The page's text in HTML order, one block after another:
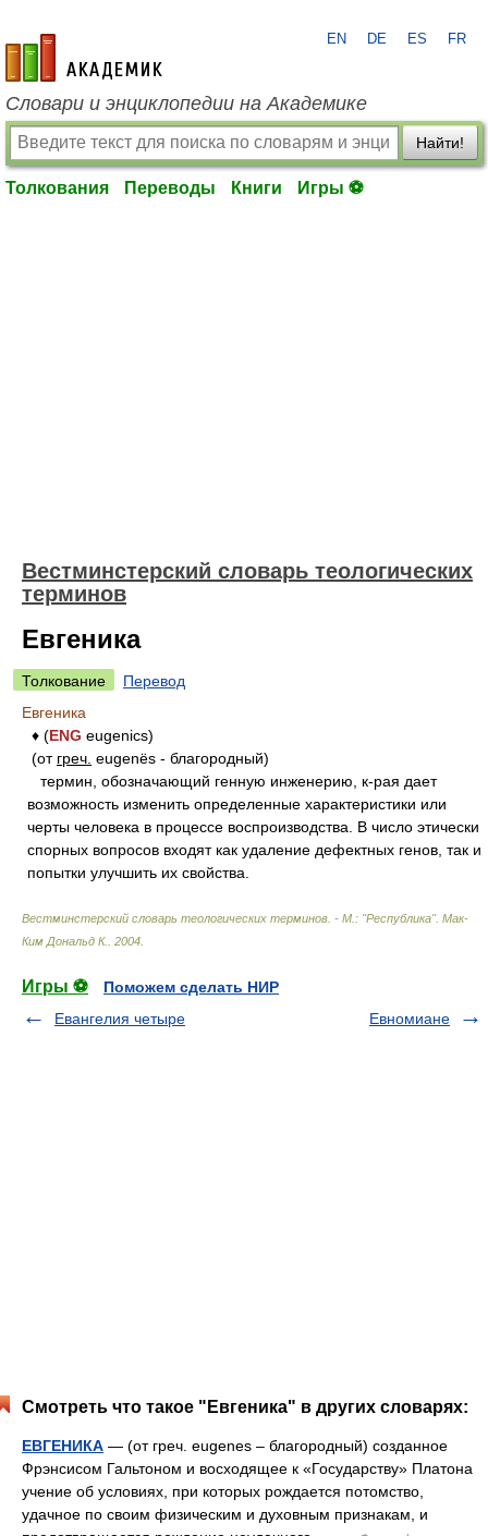
academic.ru
EN DE ES FR
Словари и энциклопедии на Академике
Найти!
Толкования Переводы Книги Игры ⚽
Вестминстерский словарь теологических
терминов
Евгеника
Толкование
Перевод
Евгеника
♦ (ENG eugenics)
(от греч. eugenës - благородный)
термин, обозначающий генную инженерию, к-рая дает
возможность изменить определенные характеристики или
черты человека в процессе воспроизводства. В число этически
спорных вопросов входят как удаление дефектных генов, так и
попытки улучшить их свойства.
Вестминстерский словарь теологических терминов. - М.: "Республика". Мак-
Ким Дональд К.
2004
Игры ⚽
Поможем сделать НИР
Евангелия четыре
Евномиане
Смотреть что такое "Евгеника" в других словарях:
ЕВГЕНИКА — (от греч. eugenes – благородный) созданное
Фрэнсисом Гальтоном и восходящее к «Государству» Платона
учение об условиях, при которых рождается потомство,
удачное по своим физическим и духовным признакам, и